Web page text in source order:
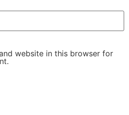
website in this browser for